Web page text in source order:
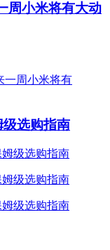
周小米将有大动
级选购指南